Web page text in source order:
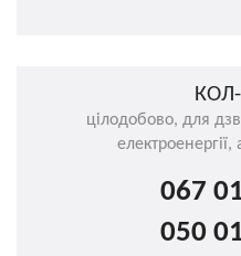
цілодобово, для
електроенергії,
067
050